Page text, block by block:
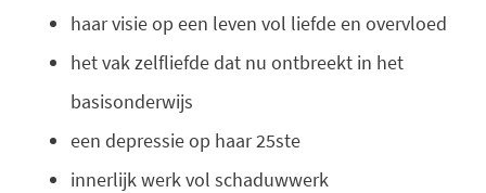
haar visie op een leven vol liefde en overvloed
het vak zelfliefde dat nu ontbreekt in het
basisonderwijs
een depressie op haar 25ste
innerlijk werk vol schaduwwerk